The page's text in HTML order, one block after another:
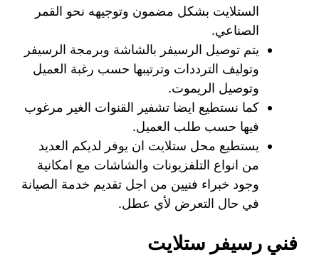
الستلايت بشكل مضمون وتوجيهه نحو القمر
الصناعي.
يتم توصيل الرسيفر بالشاشة وبرمجة الرسيفر
وتوليف الترددات وترتيبها حسب رغبة العميل
وتوصيل الريموت.
كما نستطيع ايضا تشفير القنوات الغير مرغوب
فيها حسب طلب العميل.
يستطيع محل ستلايت ان يوفر لديكم العديد
من انواع التلفزيونات والشاشات مع امكانية
وجود خبراء فنيين من اجل تقديم خدمة الصيانة
في حال التعرض لأي عطل.
فني رسيفر ستلايت